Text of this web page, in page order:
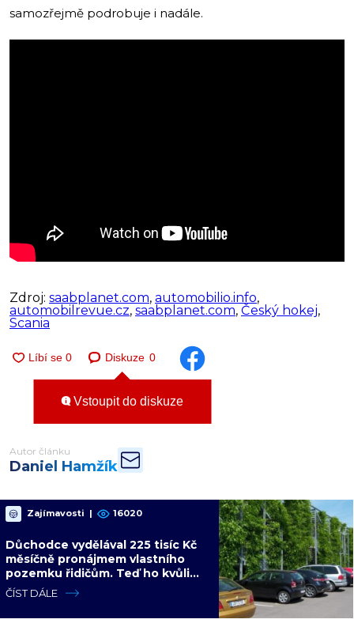
samozřejmě podrobuje i nadále.
Zdroj: saabplanet.com, automobilio.info,
automobilrevue.cz, saabplanet.com, Český hokej,
Scania
Diskuze 0
Vstoupit do diskuze
Autor článku
Daniel Hamžík
Zajímavosti | 16020
Důchodce vydělával 225 tisíc Kč
měsíčně pronájmem vlastního
pozemku řidičům. Teď ho kvůli
tomu čeká soud
ČÍST DÁLE